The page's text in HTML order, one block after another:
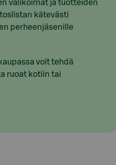
valikoimat ja tuotteiden
kätevästi
perheenjäsenille
voit tehdä
ruoat kotiin tai